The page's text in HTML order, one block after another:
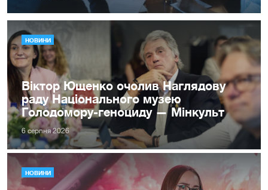
НОВИНИ
Віктор Ющенко очолив Наглядову
раду Національного музею
Голодомору-геноциду — Мінкульт
6 серпня 2026
НОВИНИ